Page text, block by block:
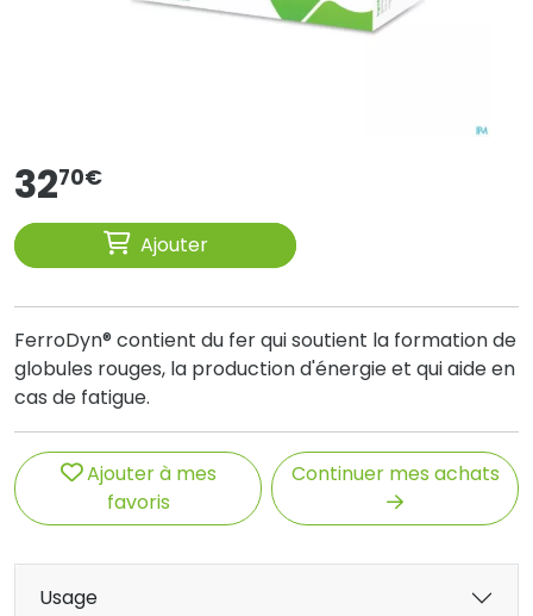
3270€
Ajouter
FerroDyn® contient du fer qui soutient la formation de
globules rouges, la production d'énergie et qui aide en
cas de fatigue.
Ajouter à mes
favoris
Continuer mes achats
Usage